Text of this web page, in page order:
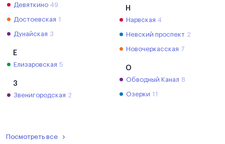
Девяткино 49
Достоевская 1
Дунайская 3
Е
Елизаровская 5
З
Звенигородская 2
Н
Нарвская 4
Невский проспект 2
Новочеркасская 7
О
Обводный Канал 8
Озерки 11
Посмотреть все